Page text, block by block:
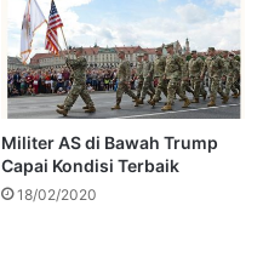
Militer AS di Bawah Trump
Capai Kondisi Terbaik
18/02/2020